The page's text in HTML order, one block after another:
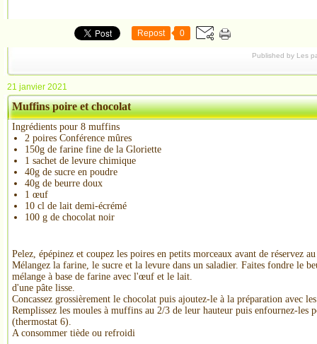
Repost 0
Published by Les
21 janvier 2021
Muffins poire et chocolat
Ingrédients pour 8 muffins
2 poires Conférence mûres
150g de farine fine de la Gloriette
1 sachet de levure chimique
40g de sucre en poudre
40g de beurre doux
1 œuf
10 cl de lait demi-écrémé
100 g de chocolat noir
Pelez, épépinez et coupez les poires en petits morceaux avant de réservez
Mélangez la farine, le sucre et la levure dans un saladier. Faites fondre le
mélange à base de farine avec l'œuf et le lait.
d'une pâte lisse.
Concassez grossièrement le chocolat puis ajoutez-le à la préparation avec
Remplissez les moules à muffins au 2/3 de leur hauteur puis enfournez-les
(thermostat 6).
A consommer tiède ou refroidi